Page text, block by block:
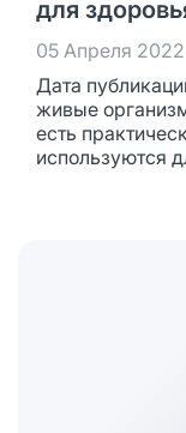
для
05 Апреля 2022
Дата
живые
есть
используются